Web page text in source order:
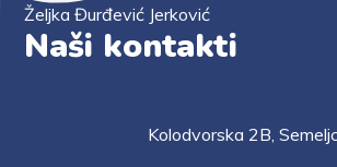
Željka Đurđević Jerković
Naši kontakti
Kolodvorska 2B,